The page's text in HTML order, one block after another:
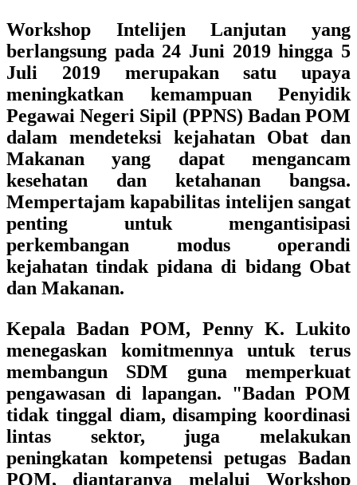
Workshop Intelijen Lanjutan yang
berlangsung pada 24 Juni 2019 hingga 5
Juli 2019 merupakan satu upaya
meningkatkan kemampuan Penyidik
Pegawai Negeri Sipil (PPNS) Badan POM
dalam mendeteksi kejahatan Obat dan
Makanan yang dapat mengancam
kesehatan dan ketahanan bangsa.
Mempertajam kapabilitas intelijen sangat
penting untuk mengantisipasi
perkembangan modus operandi
kejahatan tindak pidana di bidang Obat
dan Makanan.
Kepala Badan POM, Penny K. Lukito
menegaskan komitmennya untuk terus
membangun SDM guna memperkuat
pengawasan di lapangan. "Badan POM
tidak tinggal diam, disamping koordinasi
lintas sektor, juga melakukan
peningkatan kompetensi petugas Badan
POM, diantaranya melalui Workshop